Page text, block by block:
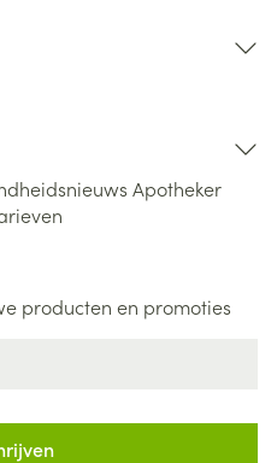
Apotheker
producten en promoties